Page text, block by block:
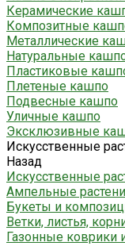
Керамические
Композитные
Металлические
Натуральные
Пластиковые
Плетеные кашпо
Подвесные кашпо
Уличные кашпо
Эксклюзивные
Искусственные
Назад
Искусственные
Ампельные
Букеты и
Ветки, листья,
Газонные коврики